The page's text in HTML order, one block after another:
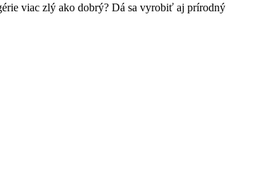
viac zlý ako dobrý? Dá sa vyrobiť aj prírodný